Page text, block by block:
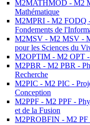
M2MATHMOD - M2
Mathématique
M2MPRI - M2 FODQ
Fondements de
M2MSV - M2 MSV -
pour les Sciences du
M2OPTIM - M2 OPT -
M2PBR - M2 PBR -
Recherche
M2PIC - M2 PIC -
Conception
M2PPF - M2 PPF -
et de la Fusion
M2PROBFIN - M2 PF